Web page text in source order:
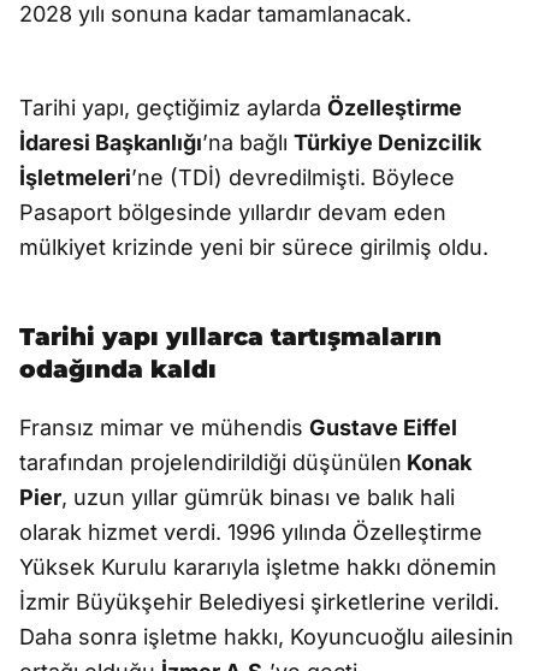
2028 yılı sonuna kadar tamamlanacak.
Tarihi yapı, geçtiğimiz aylarda Özelleştirme
İdaresi Başkanlığı’na bağlı Türkiye Denizcilik
İşletmeleri’ne (TDİ) devredilmişti. Böylece
Pasaport bölgesinde yıllardır devam eden
mülkiyet krizinde yeni bir sürece girilmiş oldu.
Tarihi yapı yıllarca tartışmaların
odağında kaldı
Fransız mimar ve mühendis Gustave Eiffel
tarafından projelendirildiği düşünülen Konak
Pier, uzun yıllar gümrük binası ve balık hali
olarak hizmet verdi. 1996 yılında Özelleştirme
Yüksek Kurulu kararıyla işletme hakkı dönemin
İzmir Büyükşehir Belediyesi şirketlerine verildi.
Daha sonra işletme hakkı, Koyuncuoğlu ailesinin